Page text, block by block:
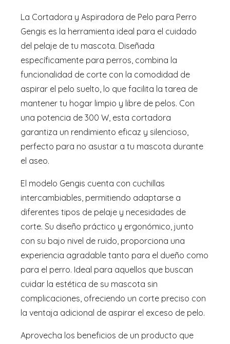
La Cortadora y Aspiradora de Pelo para Perro
Gengis es la herramienta ideal para el cuidado
del pelaje de tu mascota. Diseñada
específicamente para perros, combina la
funcionalidad de corte con la comodidad de
aspirar el pelo suelto, lo que facilita la tarea de
mantener tu hogar limpio y libre de pelos. Con
una potencia de 300 W, esta cortadora
garantiza un rendimiento eficaz y silencioso,
perfecto para no asustar a tu mascota durante
el aseo.
El modelo Gengis cuenta con cuchillas
intercambiables, permitiendo adaptarse a
diferentes tipos de pelaje y necesidades de
corte. Su diseño práctico y ergonómico, junto
con su bajo nivel de ruido, proporciona una
experiencia agradable tanto para el dueño como
para el perro. Ideal para aquellos que buscan
cuidar la estética de su mascota sin
complicaciones, ofreciendo un corte preciso con
la ventaja adicional de aspirar el exceso de pelo.
Aprovecha los beneficios de un producto que